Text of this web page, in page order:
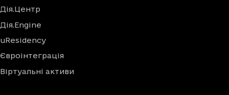
Дія.Центр
Дія.Engine
uResidency
Євроінтеграція
Віртуальні активи